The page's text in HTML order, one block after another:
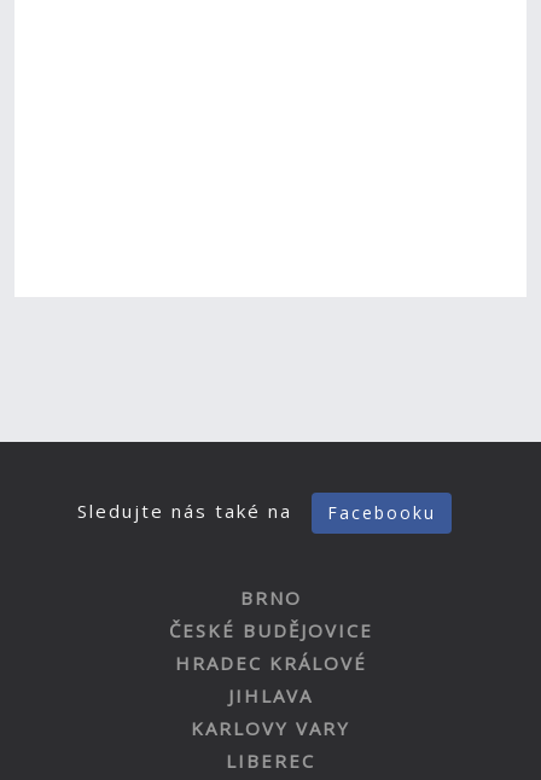
Sledujte nás také na Facebooku
BRNO
ČESKÉ BUDĚJOVICE
HRADEC KRÁLOVÉ
JIHLAVA
KARLOVY VARY
LIBEREC